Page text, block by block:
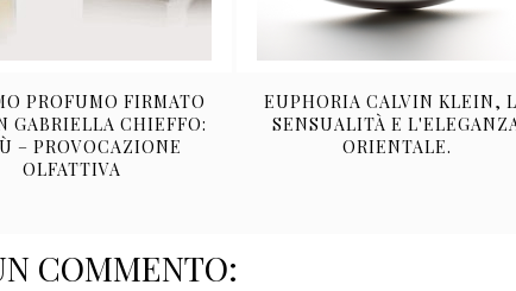
PROFUMO FIRMATO
GABRIELLA CHIEFFO:
– PROVOCAZIONE
OLFATTIVA
EUPHORIA CALVIN KLEIN,
SENSUALITÀ E
ORIENTALE.
COMMENTO: